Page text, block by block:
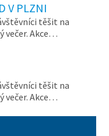
V PLZNI
těšit na
večer. Akce…
těšit na
večer. Akce…